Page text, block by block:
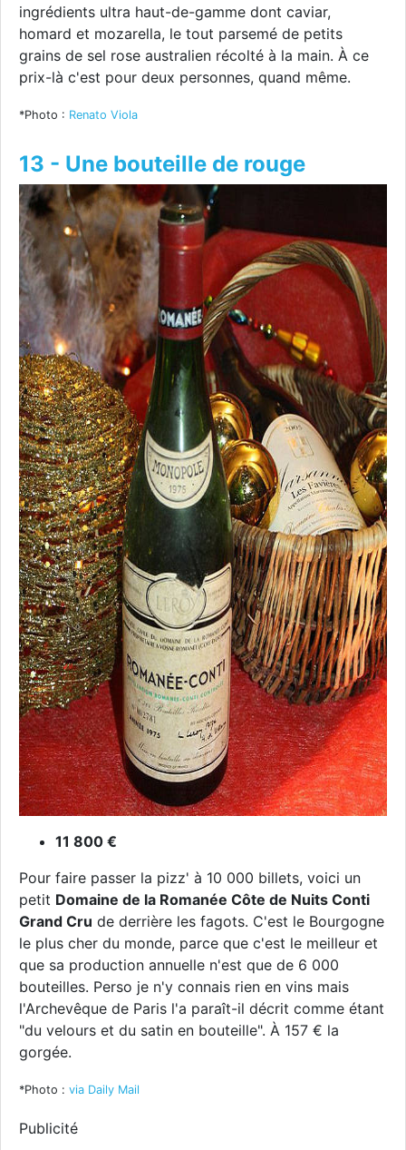
ingrédients ultra haut-de-gamme dont caviar,
homard et mozarella, le tout parsemé de petits
grains de sel rose australien récolté à la main. À ce
prix-là c'est pour deux personnes, quand même.
*Photo : Renato Viola
13 - Une bouteille de rouge
11 800 €
Pour faire passer la pizz' à 10 000 billets, voici un
petit Domaine de la Romanée Côte de Nuits Conti
Grand Cru de derrière les fagots. C'est le Bourgogne
le plus cher du monde, parce que c'est le meilleur et
que sa production annuelle n'est que de 6 000
bouteilles. Perso je n'y connais rien en vins mais
l'Archevêque de Paris l'a paraît-il décrit comme étant
"du velours et du satin en bouteille". À 157 € la
gorgée.
*Photo : via Daily Mail
Publicité